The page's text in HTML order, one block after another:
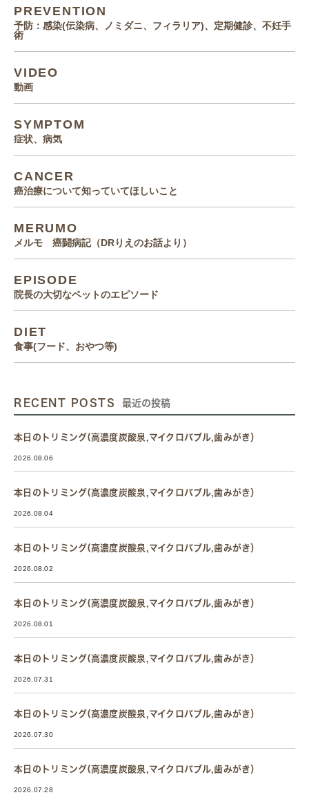
PREVENTION
予防：感染(伝染病、ノミダニ、フィラリア)、定期健診、不妊手
術
VIDEO
動画
SYMPTOM
症状、病気
CANCER
癌治療について知っていてほしいこと
MERUMO
メルモ 癌闘病記（DRりえのお話より）
EPISODE
院長の大切なペットのエピソード
DIET
食事(フード、おやつ等)
RECENT POSTS 最近の投稿
本日のトリミング(高濃度炭酸泉,マイクロバブル,歯みがき）
2026.08.06
本日のトリミング(高濃度炭酸泉,マイクロバブル,歯みがき）
2026.08.04
本日のトリミング(高濃度炭酸泉,マイクロバブル,歯みがき）
2026.08.02
本日のトリミング(高濃度炭酸泉,マイクロバブル,歯みがき）
2026.08.01
本日のトリミング(高濃度炭酸泉,マイクロバブル,歯みがき）
2026.07.31
本日のトリミング(高濃度炭酸泉,マイクロバブル,歯みがき）
2026.07.30
本日のトリミング(高濃度炭酸泉,マイクロバブル,歯みがき）
2026.07.28